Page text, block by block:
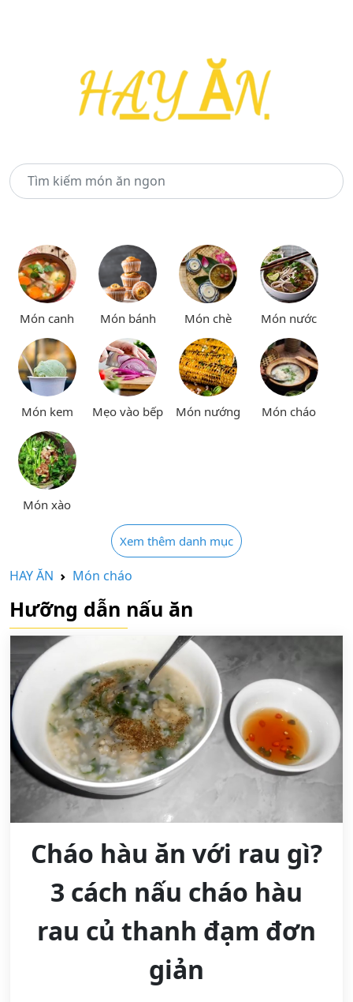
Món canh Món bánh Món chè Món nước
Món kem Mẹo vào bếp Món nướng Món cháo
Món xào
Xem thêm danh mục
HAY ĂN Món cháo
Hưỡng dẫn nấu ăn
Cháo hàu ăn với rau gì?
3 cách nấu cháo hàu
rau củ thanh đạm đơn
giản